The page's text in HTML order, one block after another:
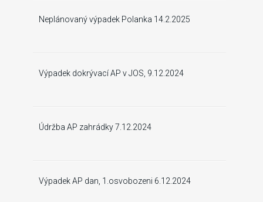
Neplánovaný výpadek Polanka 14.2.2025
Výpadek dokrývací AP v JOS, 9.12.2024
Údržba AP zahrádky 7.12.2024
Výpadek AP dan, 1.osvobozeni 6.12.2024